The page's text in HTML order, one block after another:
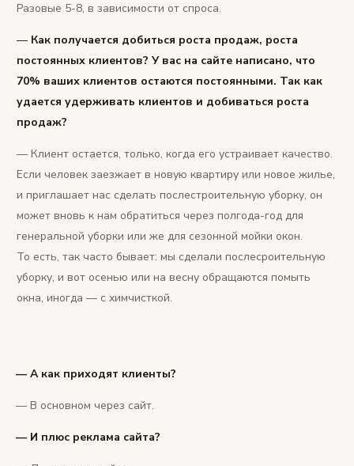
Разовые 5-8, в зависимости от спроса.
— Как получается добиться роста продаж, роста
постоянных клиентов? У вас на сайте написано, что
70% ваших клиентов остаются постоянными. Так как
удается удерживать клиентов и добиваться роста
продаж?
— Клиент остается, только, когда его устраивает качество.
Если человек заезжает в новую квартиру или новое жилье,
и приглашает нас сделать послестроительную уборку, он
может вновь к нам обратиться через полгода-год для
генеральной уборки или же для сезонной мойки окон.
То есть, так часто бывает: мы сделали послесроительную
уборку, и вот осенью или на весну обращаются помыть
окна, иногда — с химчисткой.
— А как приходят клиенты?
— В основном через сайт.
— И плюс реклама сайта?